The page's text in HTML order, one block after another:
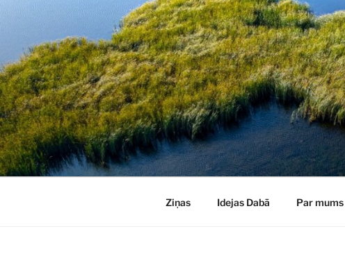
Doties
Ziņas Idejas Dabā Par mums